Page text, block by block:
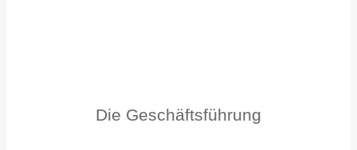
Die Geschäftsführung